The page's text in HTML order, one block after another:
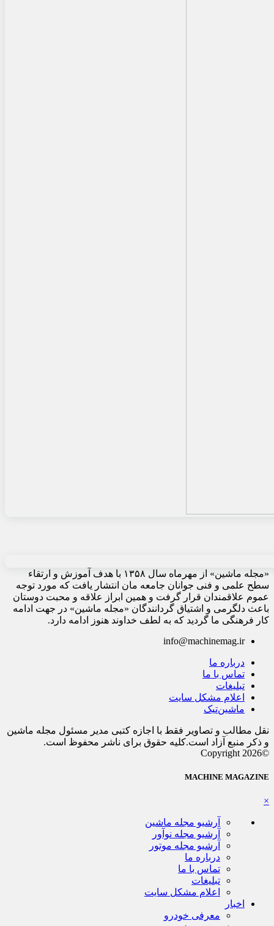
«مجله ماشین» از مهرماه سال ۱۳۵۸ با هدف آموزش و ارتقاء
سطح علمی و فنی جوانان جامعه مان انتشار یافت که مورد توجه
عموم علاقمندان قرار گرفت و همین ابراز علاقه و محبت دوستان
باعث دلگرمی و اشتیاق گردانندگان «مجله ماشین» در جهت ادامه
کار فرهنگی ما گردید که به لطف خداوند هنوز ادامه دارد.
info@machinemag.ir
درباره ما
تماس با ما
تبلیغات
اعلام مشکل سایت
ماشین‌تیک
نقل مطالب و تصاویر فقط با اجازه کتبی مدیر مسئول مجله ماشین
و ذکر منبع آزاد است.کلیه حقوق برای ناشر محفوظ است.
©Copyright 2026
MACHINE MAGAZINE
×
آرشیو مجله ماشین
آرشیو مجله نوآور
آرشیو مجله موتور
درباره ما
تماس با ما
تبلیغات
اعلام مشکل سایت
اخبار
معرفی خودرو